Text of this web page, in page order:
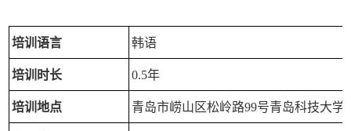
培训语言 韩语
培训时长 0.5年
培训地点 青岛市崂山区松岭路99号青岛科技大学